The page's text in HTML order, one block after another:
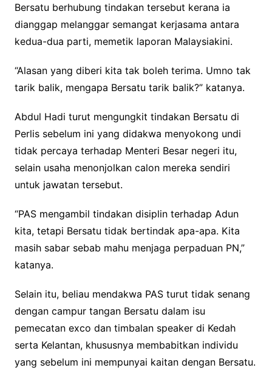
Bersatu berhubung tindakan tersebut kerana ia
dianggap melanggar semangat kerjasama antara
kedua-dua parti, memetik laporan Malaysiakini.
“Alasan yang diberi kita tak boleh terima. Umno tak
tarik balik, mengapa Bersatu tarik balik?” katanya.
Abdul Hadi turut mengungkit tindakan Bersatu di
Perlis sebelum ini yang didakwa menyokong undi
tidak percaya terhadap Menteri Besar negeri itu,
selain usaha menonjolkan calon mereka sendiri
untuk jawatan tersebut.
“PAS mengambil tindakan disiplin terhadap Adun
kita, tetapi Bersatu tidak bertindak apa-apa. Kita
masih sabar sebab mahu menjaga perpaduan PN,”
katanya.
Selain itu, beliau mendakwa PAS turut tidak senang
dengan campur tangan Bersatu dalam isu
pemecatan exco dan timbalan speaker di Kedah
serta Kelantan, khususnya membabitkan individu
yang sebelum ini mempunyai kaitan dengan Bersatu.